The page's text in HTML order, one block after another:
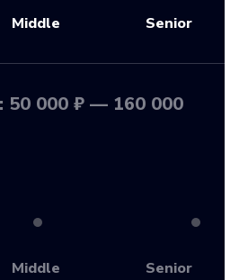
Middle Senior
50 000 ₽ — 160 000
Middle Senior